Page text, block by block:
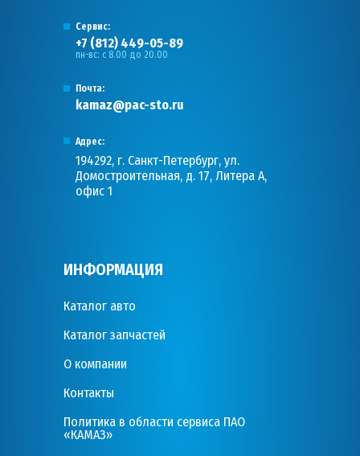
Сервис:
+7 (812) 449-05-89
пн-вс: с 8.00 до 20.00
Почта:
kamaz@pac-sto.ru
Адрес:
194292, г. Санкт-Петербург, ул.
Домостроительная, д. 17, Литера А,
офис 1
ИНФОРМАЦИЯ
Каталог авто
Каталог запчастей
О компании
Контакты
Политика в области сервиса ПАО
«КАМАЗ»